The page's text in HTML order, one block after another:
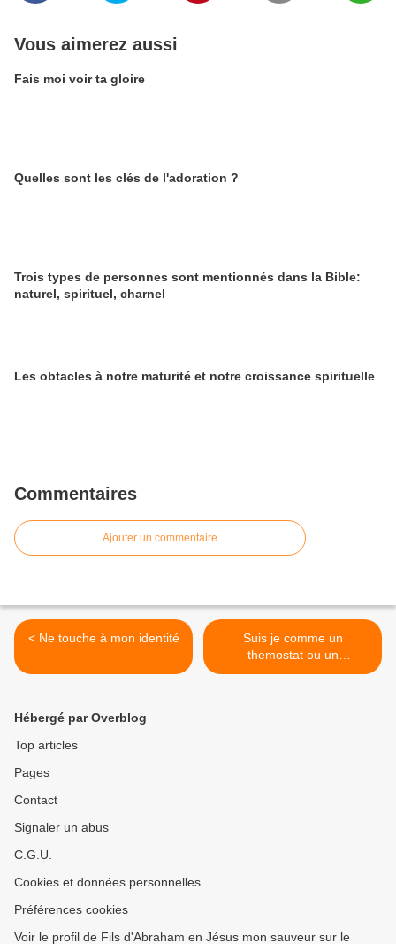
Vous aimerez aussi
Fais moi voir ta gloire
Quelles sont les clés de l'adoration ?
Trois types de personnes sont mentionnés dans la Bible:
naturel, spirituel, charnel
Les obtacles à notre maturité et notre croissance spirituelle
Commentaires
Ajouter un commentaire
< Ne touche à mon identité
Suis je comme un
themostat ou un
thermomètre? ( suite) >
Hébergé par Overblog
Top articles
Pages
Contact
Signaler un abus
C.G.U.
Cookies et données personnelles
Préférences cookies
Voir le profil de Fils d'Abraham en Jésus mon sauveur sur le